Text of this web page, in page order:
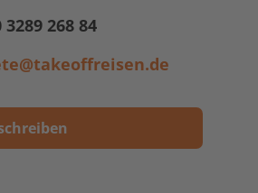
3289 268 84